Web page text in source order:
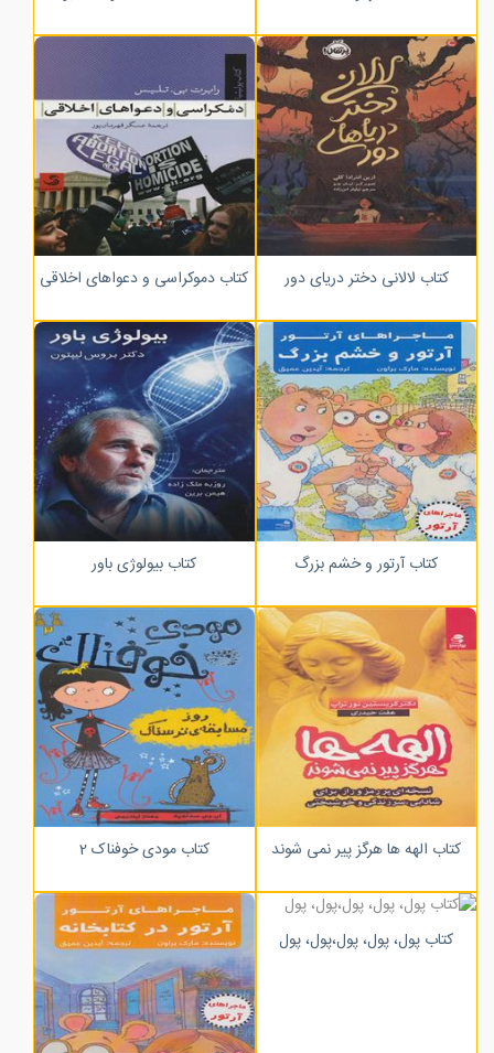
کتاب لالانی دختر دریای دور کتاب دموکراسی و دعواهای اخلاقی
کتاب آرتور و خشم بزرگ کتاب بیولوژی باور
کتاب الهه ها هرگز پیر نمی شوند کتاب مودی خوفناک 2
کتاب پول، پول، پول،پول، پول